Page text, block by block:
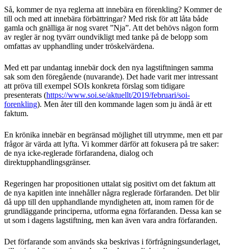
Så, kommer de nya reglerna att innebära en förenkling? Kommer de
till och med att innebära förbättringar? Med risk för att låta både
gamla och gnälliga är nog svaret ”Nja”. Att det behövs någon form
av regler är nog tyvärr oundvikligt med tanke på de belopp som
omfattas av upphandling under tröskelvärdena.
Med ett par undantag innebär dock den nya lagstiftningen samma
sak som den föregående (nuvarande). Det hade varit mer intressant
att pröva till exempel SOIs konkreta förslag som tidigare
presenterats (https://www.soi.se/aktuellt/2019/februari/soi-
forenkling). Men åter till den kommande lagen som ju ändå är ett
faktum.
En krönika innebär en begränsad möjlighet till utrymme, men ett par
frågor är värda att lyfta. Vi kommer därför att fokusera på tre saker:
de nya icke-reglerade förfarandena, dialog och
direktupphandlingsgränser.
Regeringen har propositionen uttalat sig positivt om det faktum att
de nya kapitlen inte innehåller några reglerade förfaranden. Det blir
då upp till den upphandlande myndigheten att, inom ramen för de
grundläggande principerna, utforma egna förfaranden. Dessa kan se
ut som i dagens lagstiftning, men kan även vara andra förfaranden.
Det förfarande som används ska beskrivas i förfrågningsunderlaget,